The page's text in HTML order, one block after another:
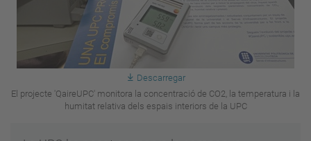
Descarregar
El projecte 'QaireUPC' monitora la concentració de CO2, la temperatura i la
humitat relativa dels espais interiors de la UPC